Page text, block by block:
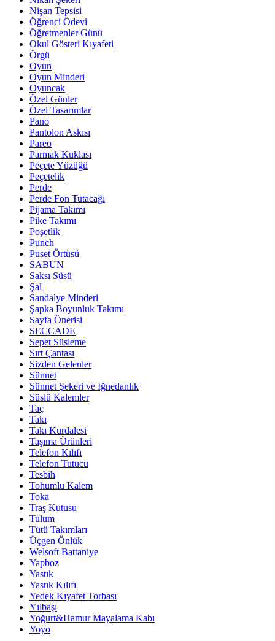
Nişan Tepsisi
Öğrenci Ödevi
Öğretmenler Günü
Okul Gösteri Kıyafeti
Örgü
Oyun
Oyun Minderi
Oyuncak
Özel Günler
Özel Tasarımlar
Pano
Pantolon Askısı
Pareo
Parmak Kuklası
Peçete Yüzüğü
Peçetelik
Perde
Perde Fon Tutacağı
Pijama Takımı
Pike Takımı
Poşetlik
Punch
Puset Örtüsü
SABUN
Saksı Süsü
Şal
Sandalye Minderi
Şapka Boyunluk Takımı
Sayfa Önerisi
SECCADE
Sepet Süsleme
Sırt Çantası
Sizden Gelenler
Sünnet
Sünnet Şekeri ve İğnedanlık
Süslü Kalemler
Taç
Takı
Takı Kurdalesi
Taşıma Ürünleri
Telefon Kılıfı
Telefon Tutucu
Tesbih
Tohumlu Kalem
Toka
Traş Kutusu
Tulum
Tütü Takımları
Üçgen Önlük
Welsoft Battaniye
Yapboz
Yastık
Yastık Kılıfı
Yedek Kıyafet Torbası
Yılbaşı
Yoğurt&Hamur Mayalama Kabı
Yoyo